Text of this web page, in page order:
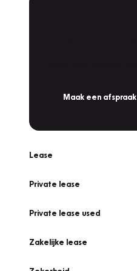
Maak een afspraak
Lease
Private lease
Private lease used
Zakelijke lease